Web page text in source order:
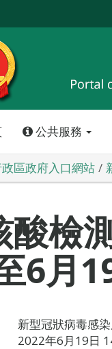
公共服務
區政府入口網站
酸檢
6月
新型冠狀病毒感
2022年6月19日